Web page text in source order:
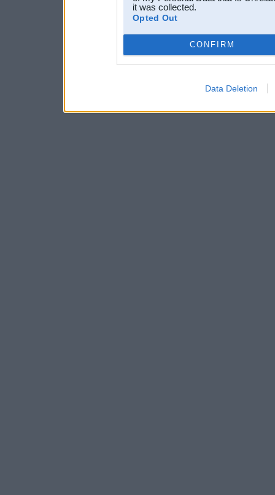
it was collected.
Opted Out
CONFIRM
Data Deletion